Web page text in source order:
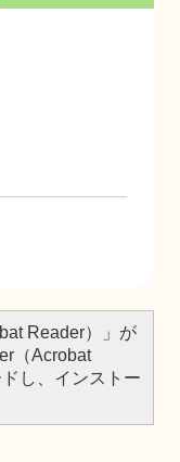
Reader）」が
（Acrobat
し、インストー